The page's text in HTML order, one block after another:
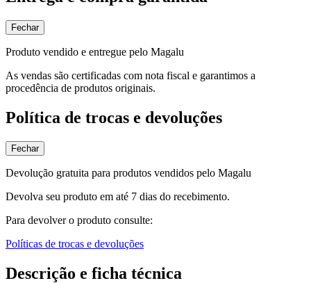
Fechar
Produto vendido e entregue pelo Magalu
As vendas são certificadas com nota fiscal e garantimos a
procedência de produtos originais.
Política de trocas e devoluções
Fechar
Devolução gratuita para produtos vendidos pelo Magalu
Devolva seu produto em até 7 dias do recebimento.
Para devolver o produto consulte:
Políticas de trocas e devoluções
Descrição e ficha técnica